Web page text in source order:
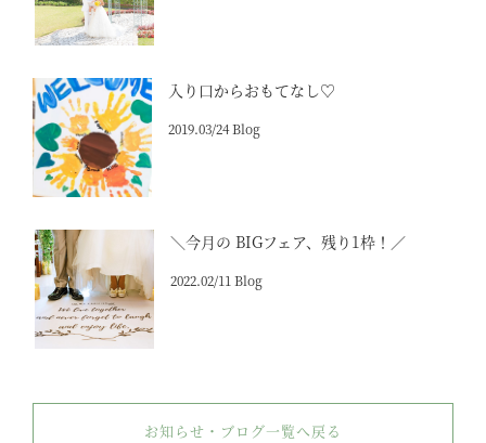
入り口からおもてなし♡
2019.03/24 Blog
＼今月の BIGフェア、残り1枠！／
2022.02/11 Blog
お知らせ・ブログ一覧へ戻る